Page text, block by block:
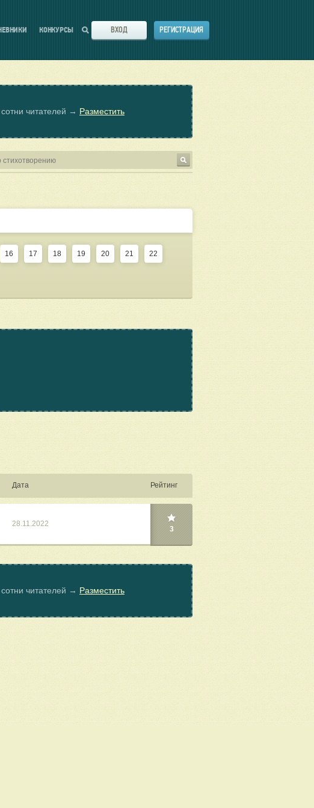
КОНКУРСЫ ВХОД РЕГИСТРАЦИЯ
читателей → Разместить
16 17 18 19 20 21 22
Дата Рейтинг
28.11.2022
3
читателей → Разместить